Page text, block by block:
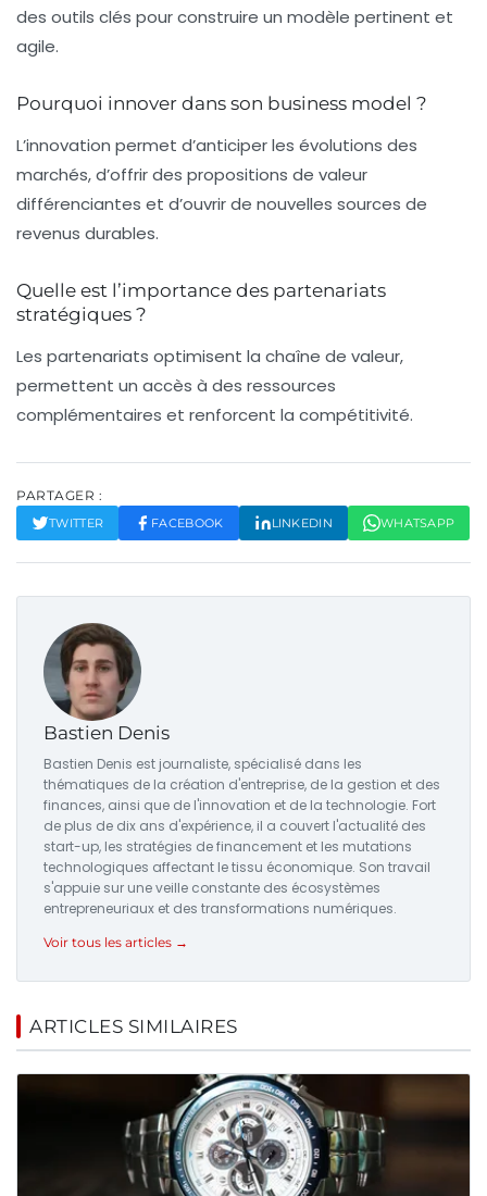
des outils clés pour construire un modèle pertinent et
agile.
Pourquoi innover dans son business model ?
L’innovation permet d’anticiper les évolutions des
marchés, d’offrir des propositions de valeur
différenciantes et d’ouvrir de nouvelles sources de
revenus durables.
Quelle est l’importance des partenariats
stratégiques ?
Les partenariats optimisent la chaîne de valeur,
permettent un accès à des ressources
complémentaires et renforcent la compétitivité.
PARTAGER :
TWITTER FACEBOOK LINKEDIN WHATSAPP
Bastien Denis
Bastien Denis est journaliste, spécialisé dans les
thématiques de la création d'entreprise, de la gestion et des
finances, ainsi que de l'innovation et de la technologie. Fort
de plus de dix ans d'expérience, il a couvert l'actualité des
start-up, les stratégies de financement et les mutations
technologiques affectant le tissu économique. Son travail
s'appuie sur une veille constante des écosystèmes
entrepreneuriaux et des transformations numériques.
Voir tous les articles →
ARTICLES SIMILAIRES